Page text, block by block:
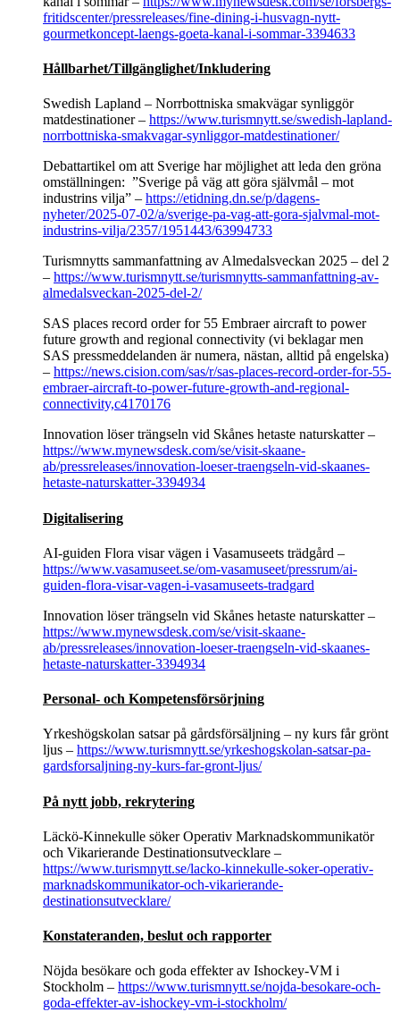
fritidscenter/pressreleases/fine-dining-i-husvagn-nytt-
gourmetkoncept-laengs-goeta-kanal-i-sommar-3394633
Hållbarhet/Tillgänglighet/Inkludering
Swedish Lapland – Norrbottniska smakvägar synliggör
matdestinationer – https://www.turismnytt.se/swedish-lapland-
norrbottniska-smakvagar-synliggor-matdestinationer/
Debattartikel om att Sverige har möjlighet att leda den gröna
omställningen: ”Sverige på väg att göra självmål – mot
industrins vilja” – https://etidning.dn.se/p/dagens-
nyheter/2025-07-02/a/sverige-pa-vag-att-gora-sjalvmal-mot-
industrins-vilja/2357/1951443/63994733
Turismnytts sammanfattning av Almedalsveckan 2025 – del 2
– https://www.turismnytt.se/turismnytts-sammanfattning-av-
almedalsveckan-2025-del-2/
SAS places record order for 55 Embraer aircraft to power
future growth and regional connectivity (vi beklagar men
SAS pressmeddelanden är numera, nästan, alltid på engelska)
– https://news.cision.com/sas/r/sas-places-record-order-for-55-
embraer-aircraft-to-power-future-growth-and-regional-
connectivity,c4170176
Innovation löser trängseln vid Skånes hetaste naturskatter –
https://www.mynewsdesk.com/se/visit-skaane-
ab/pressreleases/innovation-loeser-traengseln-vid-skaanes-
hetaste-naturskatter-3394934
Digitalisering
AI-guiden Flora visar vägen i Vasamuseets trädgård –
https://www.vasamuseet.se/om-vasamuseet/pressrum/ai-
guiden-flora-visar-vagen-i-vasamuseets-tradgard
Innovation löser trängseln vid Skånes hetaste naturskatter –
https://www.mynewsdesk.com/se/visit-skaane-
ab/pressreleases/innovation-loeser-traengseln-vid-skaanes-
hetaste-naturskatter-3394934
Personal- och Kompetensförsörjning
Yrkeshögskolan satsar på gårdsförsäljning – ny kurs får grönt
ljus – https://www.turismnytt.se/yrkeshogskolan-satsar-pa-
gardsforsaljning-ny-kurs-far-gront-ljus/
På nytt jobb, rekrytering
Läckö-Kinnekulle söker Operativ Marknadskommunikatör
och Vikarierande Destinationsutvecklare –
https://www.turismnytt.se/lacko-kinnekulle-soker-operativ-
marknadskommunikator-och-vikarierande-
destinationsutvecklare/
Konstateranden, beslut och rapporter
Nöjda besökare och goda effekter av Ishockey-VM i
Stockholm – https://www.turismnytt.se/nojda-besokare-och-
goda-effekter-av-ishockey-vm-i-stockholm/